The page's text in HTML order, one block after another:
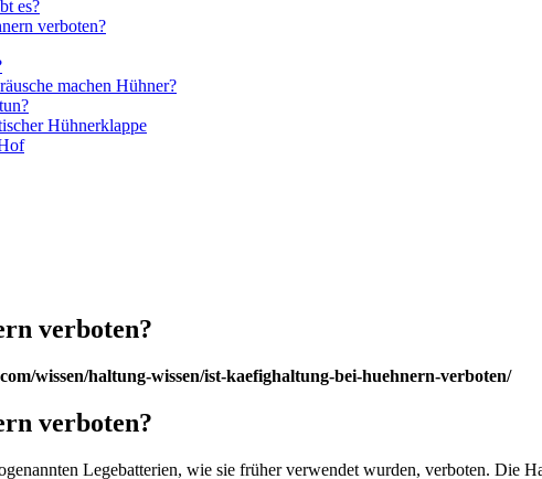
es?
verboten?
machen Hühner?
Hühnerklappe
verboten?
wissen/haltung-wissen/ist-kaefighaltung-bei-huehnern-verboten/
verboten?
Legebatterien, wie sie früher verwendet wurden, verboten. Die